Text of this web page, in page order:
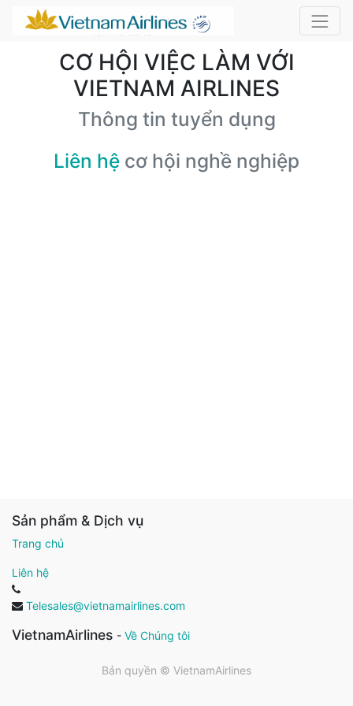
CƠ HỘI VIỆC LÀM VỚI
VIETNAM AIRLINES
Thông tin tuyển dụng
Liên hệ cơ hội nghề nghiệp
Sản phẩm & Dịch vụ
Trang chủ
Liên hệ
Telesales@vietnamairlines.com
VietnamAirlines - Về Chúng tôi
Bản quyền © VietnamAirlines